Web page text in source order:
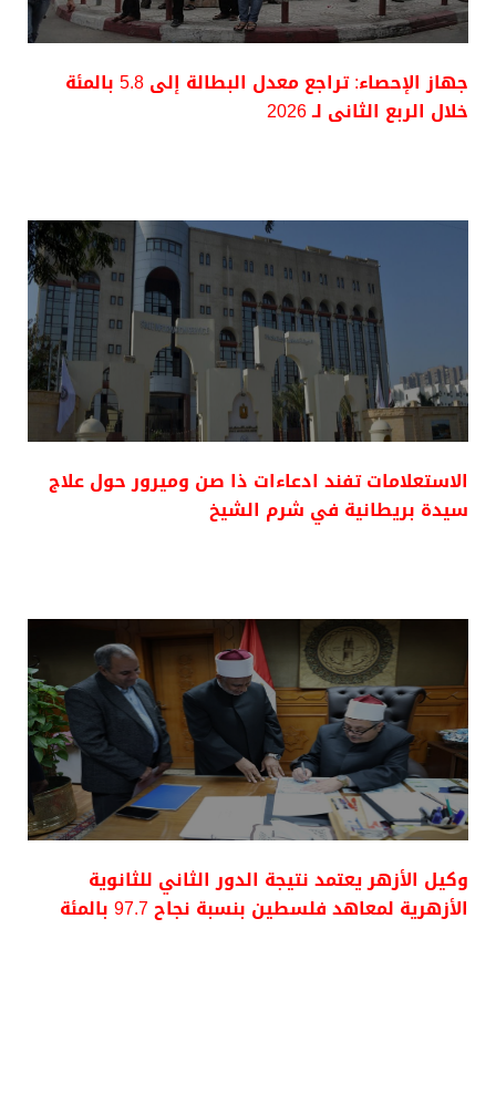
جهاز الإحصاء: تراجع معدل البطالة إلى 5.8 بالمئة
خلال الربع الثانى لـ 2026
الاستعلامات تفند ادعاءات ذا صن وميرور حول علاج
سيدة بريطانية في شرم الشيخ
وكيل الأزهر يعتمد نتيجة الدور الثاني للثانوية
الأزهرية لمعاهد فلسطين بنسبة نجاح 97.7 بالمئة